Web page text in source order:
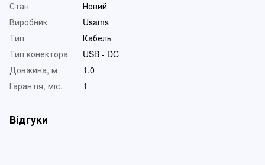
Стан
Новий
Виробник
Usams
Тип
Кабель
Тип конектора
USB - DC
Довжина, м
1.0
Гарантія, міс.
1
Відгуки